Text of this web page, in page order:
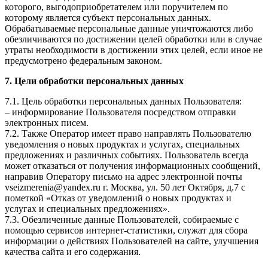
которого, выгодоприобретателем или поручителем по
которому является субъект персональных данных.
Обрабатываемые персональные данные уничтожаются либо
обезличиваются по достижении целей обработки или в случае
утраты необходимости в достижении этих целей, если иное не
предусмотрено федеральным законом.
7. Цели обработки персональных данных
7.1. Цель обработки персональных данных Пользователя:
– информирование Пользователя посредством отправки
электронных писем.
7.2. Также Оператор имеет право направлять Пользователю
уведомления о новых продуктах и услугах, специальных
предложениях и различных событиях. Пользователь всегда
может отказаться от получения информационных сообщений,
направив Оператору письмо на адрес электронной почты
vseizmerenia@yandex.ru г. Москва, ул. 50 лет Октября, д.7 с
пометкой «Отказ от уведомлений о новых продуктах и
услугах и специальных предложениях».
7.3. Обезличенные данные Пользователей, собираемые с
помощью сервисов интернет-статистики, служат для сбора
информации о действиях Пользователей на сайте, улучшения
качества сайта и его содержания.